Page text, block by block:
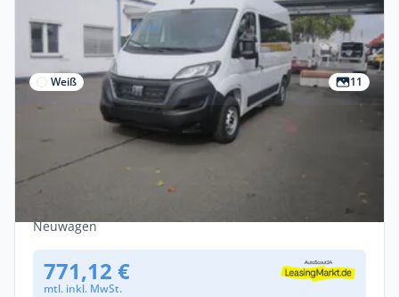
Weiß 11
Privat & Gewerbe
Fiat Ducato Kombi 9-Sitzer mit
Einzelsitzen 🚀 SOFORT-VERFÜGBAR 🚀
Neuwagen
771,12 €
mtl. inkl. MwSt.